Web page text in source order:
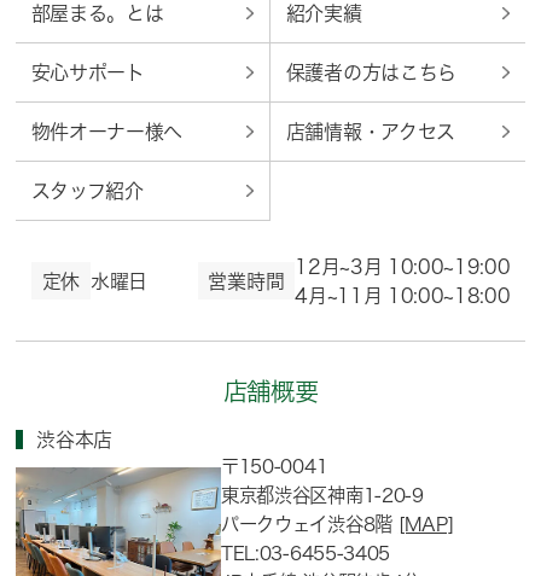
部屋まる。とは 紹介実績
安心サポート 保護者の方はこちら
物件オーナー様へ 店舗情報・アクセス
スタッフ紹介
定休 水曜日 営業時間
12月~3月 10:00~19:00
4月~11月 10:00~18:00
店舗概要
渋谷本店
〒150-0041
東京都渋谷区神南1-20-9
パークウェイ渋谷8階 [MAP]
TEL:03-6455-3405